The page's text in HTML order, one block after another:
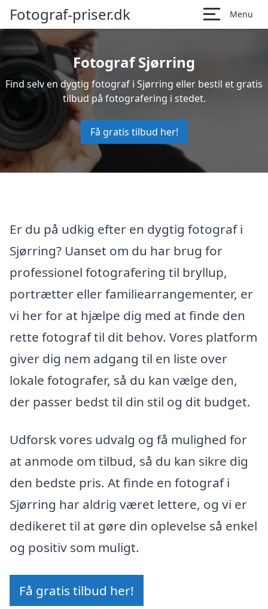
Fotograf-priser.dk Menu
Fotograf Sjørring
Find selv en dygtig fotograf i Sjørring eller bestil et gratis
tilbud på fotografering i stedet.
Få gratis tilbud her!
Er du på udkig efter en dygtig fotograf i
Sjørring? Uanset om du har brug for
professionel fotografering til bryllup,
portrætter eller familiearrangementer, er
vi her for at hjælpe dig med at finde den
rette fotograf til dit behov. Vores platform
giver dig nem adgang til en liste over
lokale fotografer, så du kan vælge den,
der passer bedst til din stil og dit budget.
Udforsk vores udvalg og få mulighed for
at anmode om tilbud, så du kan sikre dig
den bedste pris. At finde en fotograf i
Sjørring har aldrig været lettere, og vi er
dedikeret til at gøre din oplevelse så enkel
og positiv som muligt.
Få gratis tilbud her!